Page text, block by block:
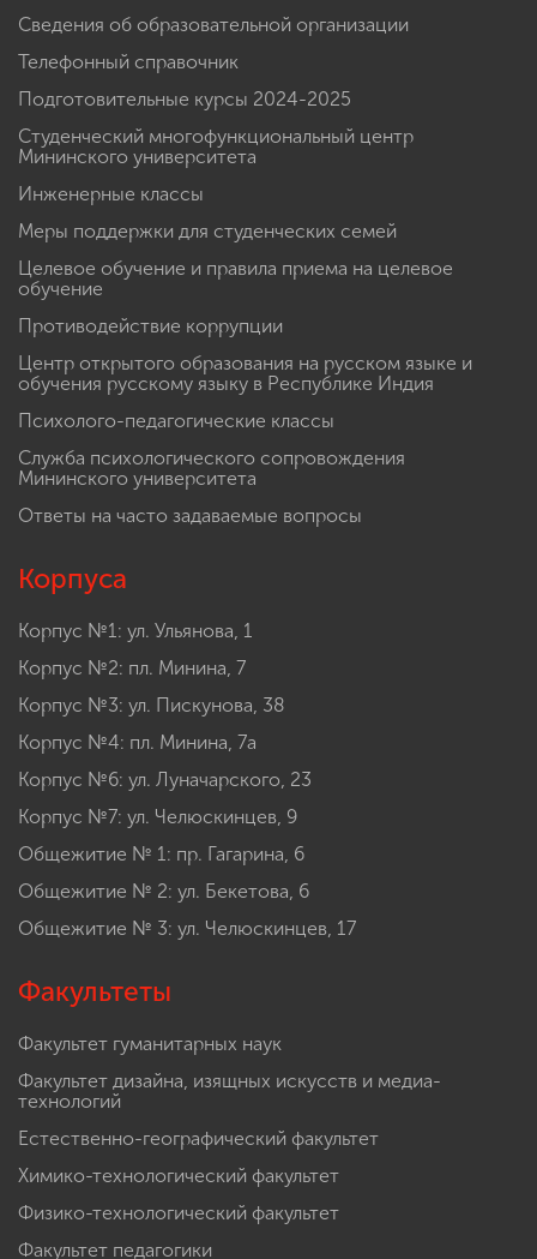
Сведения об образовательной организации
Телефонный справочник
Подготовительные курсы 2024-2025
Студенческий многофункциональный центр
Мининского университета
Инженерные классы
Меры поддержки для студенческих семей
Целевое обучение и правила приема на целевое
обучение
Противодействие коррупции
Центр открытого образования на русском языке и
обучения русскому языку в Республике Индия
Психолого-педагогические классы
Служба психологического сопровождения
Мининского университета
Ответы на часто задаваемые вопросы
Корпуса
Корпус №1: ул. Ульянова, 1
Корпус №2: пл. Минина, 7
Корпус №3: ул. Пискунова, 38
Корпус №4: пл. Минина, 7а
Корпус №6: ул. Луначарского, 23
Корпус №7: ул. Челюскинцев, 9
Общежитие № 1: пр. Гагарина, 6
Общежитие № 2: ул. Бекетова, 6
Общежитие № 3: ул. Челюскинцев, 17
Факультеты
Факультет гуманитарных наук
Факультет дизайна, изящных искусств и медиа-
технологий
Естественно-географический факультет
Химико-технологический факультет
Физико-технологический факультет
Факультет педагогики